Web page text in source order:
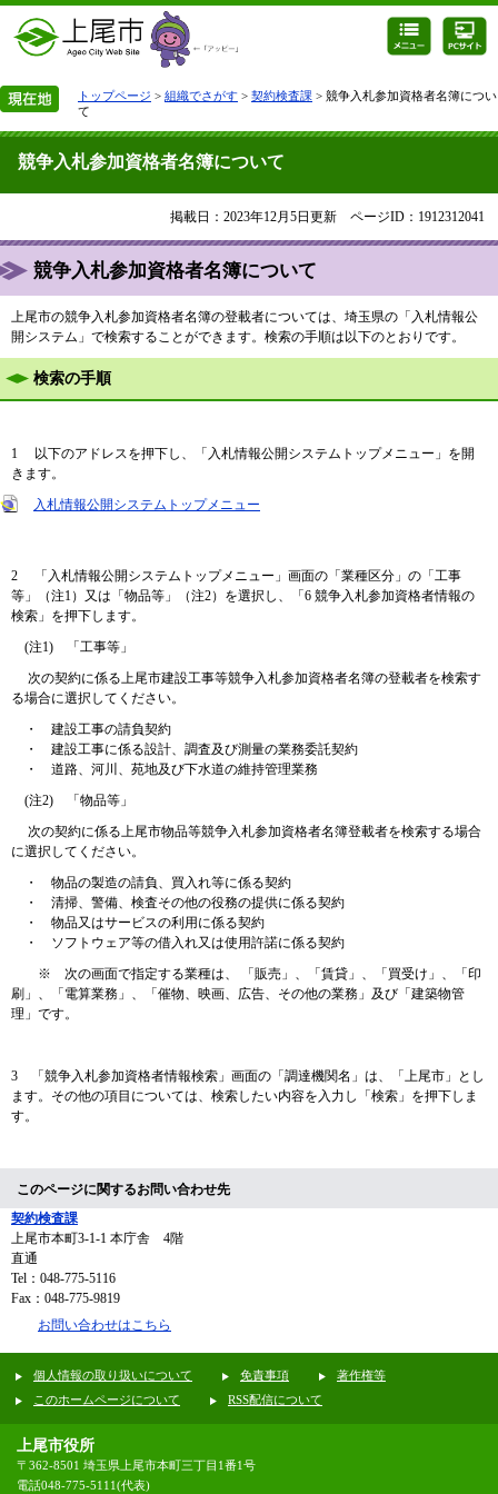
トップページ > 組織でさがす > 契約検査課 > 競争入札参加資格者名簿につい
て
競争入札参加資格者名簿について
掲載日：2023年12月5日更新 ページID：1912312041
競争入札参加資格者名簿について
上尾市の競争入札参加資格者名簿の登載者については、埼玉県の「入札情報公
開システム」で検索することができます。検索の手順は以下のとおりです。
検索の手順
1 以下のアドレスを押下し、「入札情報公開システムトップメニュー」を開
きます。
入札情報公開システムトップメニュー
2 「入札情報公開システムトップメニュー」画面の「業種区分」の「工事
等」（注1）又は「物品等」（注2）を選択し、「6 競争入札参加資格者情報の
検索」を押下します。
(注1) 「工事等」
次の契約に係る上尾市建設工事等競争入札参加資格者名簿の登載者を検索す
る場合に選択してください。
・ 建設工事の請負契約
・ 建設工事に係る設計、調査及び測量の業務委託契約
・ 道路、河川、苑地及び下水道の維持管理業務
(注2) 「物品等」
次の契約に係る上尾市物品等競争入札参加資格者名簿登載者を検索する場合
に選択してください。
・ 物品の製造の請負、買入れ等に係る契約
・ 清掃、警備、検査その他の役務の提供に係る契約
・ 物品又はサービスの利用に係る契約
・ ソフトウェア等の借入れ又は使用許諾に係る契約
※ 次の画面で指定する業種は、 「販売」、「賃貸」、「買受け」、「印
刷」、「電算業務」、「催物、映画、広告、その他の業務」及び「建築物管
理」です。
3 「競争入札参加資格者情報検索」画面の「調達機関名」は、「上尾市」とし
ます。その他の項目については、検索したい内容を入力し「検索」を押下しま
す。
このページに関するお問い合わせ先
契約検査課
上尾市本町3-1-1 本庁舎 4階
直通
Tel：048-775-5116
Fax：048-775-9819
お問い合わせはこちら
個人情報の取り扱いについて 免責事項
著作権等
このホームページについて
RSS配信について
上尾市役所
〒362-8501 埼玉県上尾市本町三丁目1番1号
電話048-775-5111(代表)